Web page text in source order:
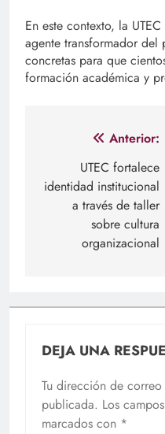
En este contexto, la
agente transformador
concretas para que
formación académica y
Navegación
entradas
Anterior:
UTEC fortalece
identidad institucional
a través de taller
sobre cultura
organizacional
DEJA UNA
Tu dirección de
publicada. Los
marcados con *